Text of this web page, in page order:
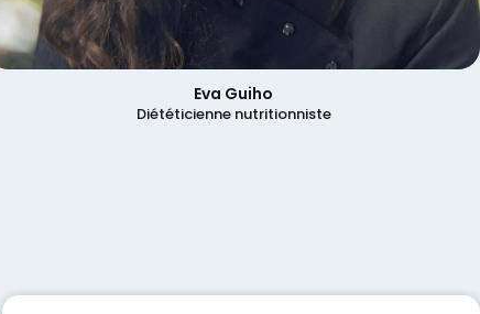
Eva Guiho
Diététicienne nutritionniste